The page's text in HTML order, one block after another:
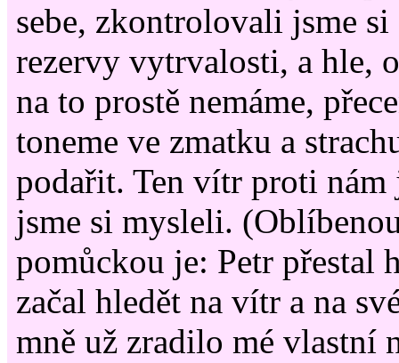
sebe, zkontrolovali jsme
rezervy vytrvalosti, a hle,
na to prostě nemáme,
toneme ve zmatku a
podařit. Ten vítr proti nám
jsme si mysleli.
pomůckou je: Petr přestal
začal hledět na vítr a na
mně už zradilo mé vlastní